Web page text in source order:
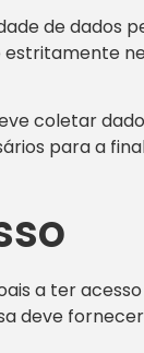
de dados
estritamente
coletar
para a
a ter
deve